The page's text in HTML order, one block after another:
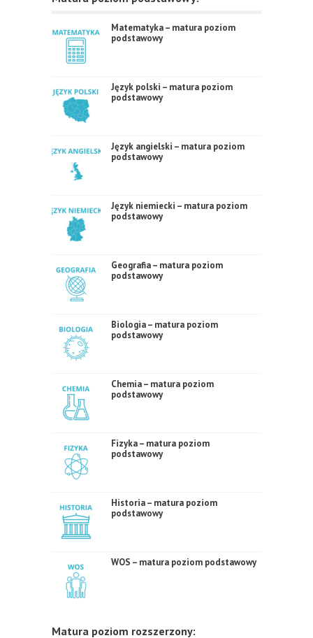
Matematyka – matura poziom
podstawowy
Język polski – matura poziom
podstawowy
Język angielski – matura poziom
podstawowy
Język niemiecki – matura poziom
podstawowy
Geografia – matura poziom
podstawowy
Biologia – matura poziom
podstawowy
Chemia – matura poziom
podstawowy
Fizyka – matura poziom
podstawowy
Historia – matura poziom
podstawowy
WOS – matura poziom podstawowy
Matura poziom rozszerzony: